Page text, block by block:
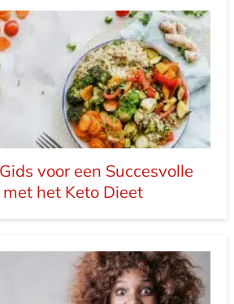
voor een Succesvolle
het Keto Dieet